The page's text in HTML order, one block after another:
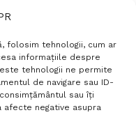
folosim tehnologii, cum ar
informațiile despre
tehnologii ne permite
de navigare sau ID-
sau îți
afecte negative asupra
confidențialitate